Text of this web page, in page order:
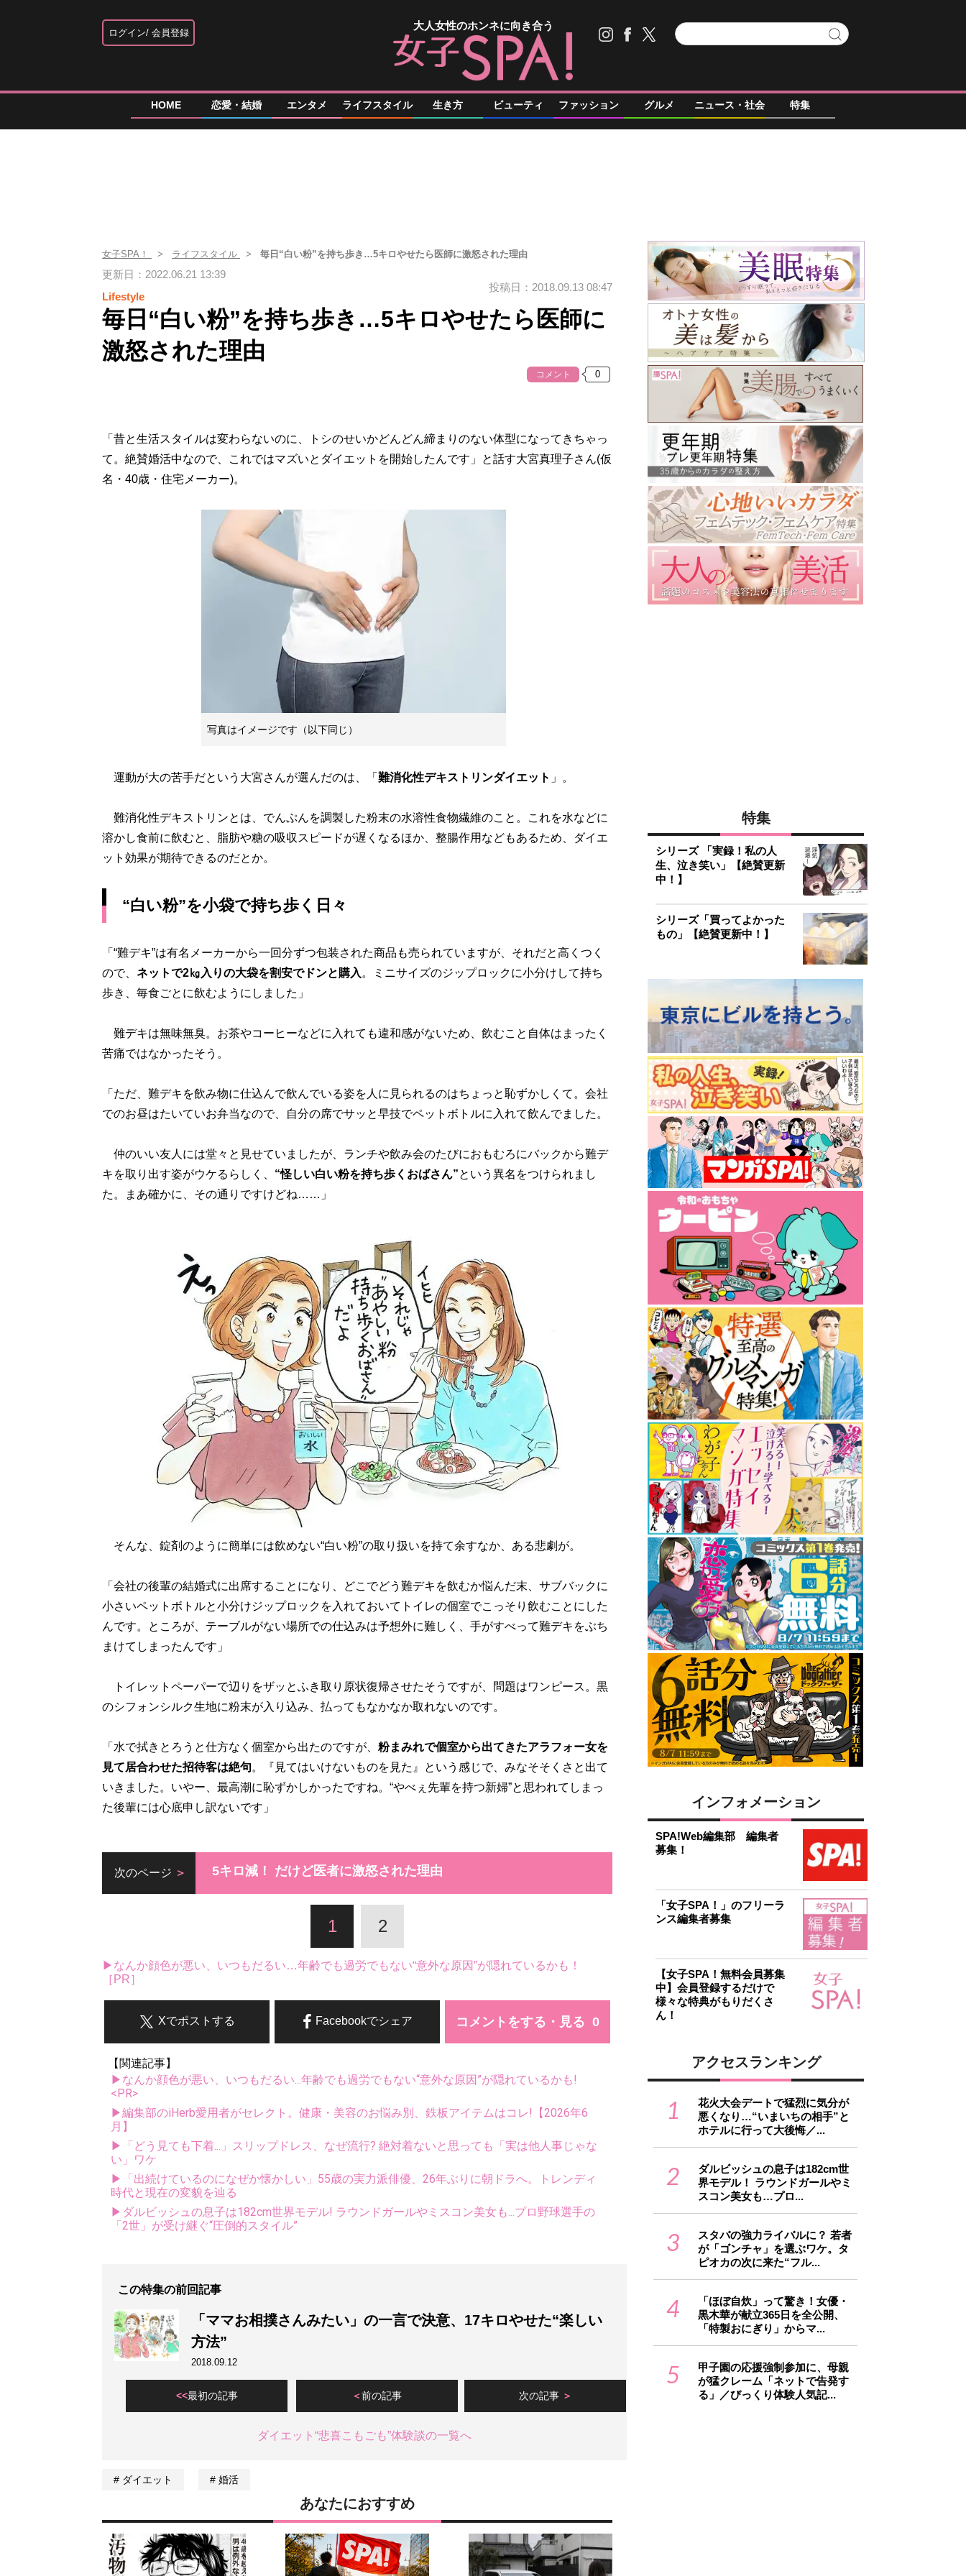
ログイン 会員登録
大人女性のホンネに向き合う
HOME 恋愛・結婚 エンタメ ライフスタイル 生き方 ビューティ ファッション グルメ ニュース・社会 特集
女子SPA！ ライフスタイル 毎日“白い粉”を持ち歩き…5キロやせたら医師に激怒された理由
更新日：2022.06.21 13:39
Lifestyle
投稿日：2018.09.13 08:47
毎日“白い粉”を持ち歩き…5キロやせたら医師に
激怒された理由
コメント
「昔と生活スタイルは変わらないのに、トシのせいかどんどん締まりのない体型になってきちゃっ
て。絶賛婚活中なので、これではマズいとダイエットを開始したんです」と話す大宮真理子さん(仮
名・40歳・住宅メーカー)。
写真はイメージです（以下同じ）
運動が大の苦手だという大宮さんが選んだのは、「 難消化性デキストリンダイエット 」。
難消化性デキストリンとは、でんぷんを調製した粉末の水溶性食物繊維のこと。これを水などに
溶かし食前に飲むと、脂肪や糖の吸収スピードが遅くなるほか、整腸作用などもあるため、ダイエ
ット効果が期待できるのだとか。
“白い粉”を小袋で持ち歩く日々
「“難デキ”は有名メーカーから一回分ずつ包装された商品も売られていますが、それだと高くつく
ので、 ネットで2㎏入りの大袋を割安でドンと購入 。ミニサイズのジップロックに小分けして持ち
歩き、毎食ごとに飲むようにしました」
難デキは無味無臭。お茶やコーヒーなどに入れても違和感がないため、飲むこと自体はまったく
苦痛ではなかったそう。
「ただ、難デキを飲み物に仕込んで飲んでいる姿を人に見られるのはちょっと恥ずかしくて。会社
でのお昼はたいていお弁当なので、自分の席でサッと早技でペットボトルに入れて飲んでました。
仲のいい友人には堂々と見せていましたが、ランチや飲み会のたびにおもむろにバックから難デ
キを取り出す姿がウケるらしく、 “怪しい白い粉を持ち歩くおばさん”という異名をつけられまし
た。まあ確かに、その通りですけどね……」
そんな、錠剤のように簡単には飲めない“白い粉”の取り扱いを持て余すなか、ある悲劇が。
「会社の後輩の結婚式に出席することになり、どこでどう難デキを飲むか悩んだ末、サブバックに
小さいペットボトルと小分けジップロックを入れておいてトイレの個室でこっそり飲むことにした
んです。ところが、テーブルがない場所での仕込みは予想外に難しく、手がすべって難デキをぶち
まけてしまったんです」
トイレットペーパーで辺りをザッとふき取り原状復帰させたそうですが、問題はワンピース。黒
のシフォンシルク生地に粉末が入り込み、払ってもなかなか取れないのです。
「水で拭きとろうと仕方なく個室から出たのですが、 粉まみれで個室から出てきたアラフォー女を
見て居合わせた招待客は絶句。『見てはいけないものを見た』という感じで、みなそそくさと出て
いきました。いやー、最高潮に恥ずかしかったですね。“やべぇ先輩を持つ新婦”と思われてしまっ
た後輩には心底申し訳ないです」
次のページ 5キロ減！ だけど医者に激怒された理由
1 2
▶なんか顔色が悪い、いつもだるい…年齢でも過労でもない“意外な原因”が隠れているかも！
［PR］
コメントをする・見る
Facebookでシェア
Xでポストする
【関連記事】
▶なんか顔色が悪い、いつもだるい...年齢でも過労でもない“意外な原因”が隠れているかも!
<PR>
▶編集部のiHerb愛用者がセレクト。健康・美容のお悩み別、鉄板アイテムはコレ!【2026年6
月】
▶「どう見ても下着...」スリップドレス、なぜ流行? 絶対着ないと思っても「実は他人事じゃな
い」ワケ
▶「出続けているのになぜか懐かしい」55歳の実力派俳優、26年ぶりに朝ドラへ。トレンディ
時代と現在の変貌を辿る
▶ダルビッシュの息子は182cm世界モデル! ラウンドガールやミスコン美女も...プロ野球選手の
「2世」が受け継ぐ“圧倒的スタイル”
この特集の前回記事
「ママお相撲さんみたい」の一言で決意、17キロやせた“楽しい
方法”
2018.09.12
最初の記事 前の記事 次の記事
ダイエット“悲喜こもごも”体験談の一覧へ
ダイエット 婚活
あなたにおすすめ
特集
シリーズ 「実録！私の人
生、泣き笑い」【絶賛更新
中！】
シリーズ「買ってよかった
もの」【絶賛更新中！】
インフォメーション
SPA!Web編集部 編集者
募集！
「女子SPA！」のフリーラ
ンス編集者募集
【女子SPA！無料会員募集
中】会員登録するだけで
様々な特典がもりだくさ
ん！
アクセスランキング
1
花火大会デートで猛烈に気分が
悪くなり…“いまいちの相手”と
ホテルに行って大後悔／...
2
ダルビッシュの息子は182cm世
界モデル！ ラウンドガールやミ
スコン美女も…プロ...
3
スタバの強力ライバルに？ 若者
が「ゴンチャ」を選ぶワケ。タ
ピオカの次に来た“フル...
4
「ほぼ自炊」って驚き！女優・
黒木華が献立365日を全公開、
「特製おにぎり」からマ...
5
甲子園の応援強制参加に、母親
が猛クレーム「ネットで告発す
る」／びっくり体験人気記...